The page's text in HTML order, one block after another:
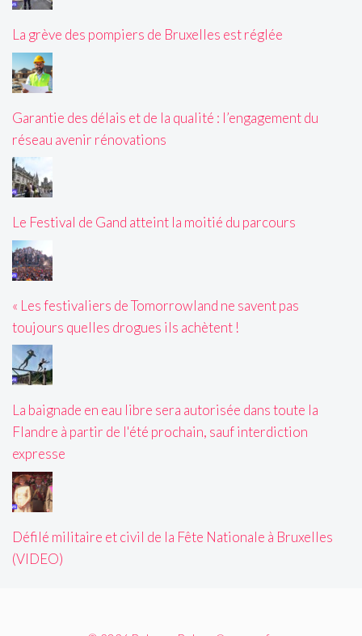
La grève des pompiers de Bruxelles est réglée
Garantie des délais et de la qualité : l’engagement du
réseau avenir rénovations
Le Festival de Gand atteint la moitié du parcours
« Les festivaliers de Tomorrowland ne savent pas
toujours quelles drogues ils achètent !
La baignade en eau libre sera autorisée dans toute la
Flandre à partir de l'été prochain, sauf interdiction
expresse
Défilé militaire et civil de la Fête Nationale à Bruxelles
(VIDEO)